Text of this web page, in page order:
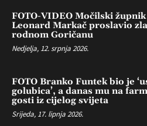
FOTO-VIDEO Močilski
Leonard Markač proslavio
rodnom Goričanu
Nedjelja, 12. srpnja 2026.
FOTO Branko Funtek bio je
golubica’, a danas mu na
gosti iz cijelog svijeta
Srijeda, 17. lipnja 2026.